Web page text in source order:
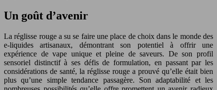
Un goût d’avenir
La réglisse rouge a su se faire une place de choix dans le monde des
e-liquides artisanaux, démontrant son potentiel à offrir une
expérience de vape unique et pleine de saveurs. De son profil
sensoriel distinctif à ses défis de formulation, en passant par les
considérations de santé, la réglisse rouge a prouvé qu’elle était bien
plus qu’une simple tendance passagère. Son adaptabilité et les